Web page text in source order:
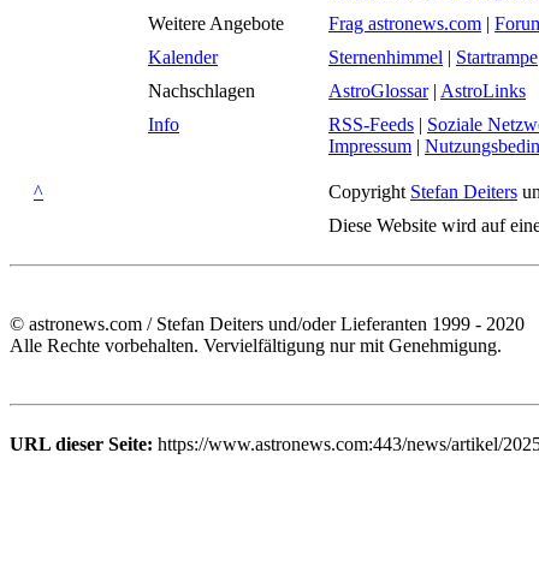
Weitere Angebote
Frag astronews.com |
Kalender
Sternenhimmel | Startrampe
Nachschlagen
AstroGlossar| AstroLinks
Info
RSS-Feeds | Soziale
Impressum |
^ Copyright Stefan Deiters
Diese Website wird auf
© astronews.com / Stefan Deiters und/oder Lieferanten 1999 - 2020
Alle Rechte vorbehalten. Vervielfältigung nur mit Genehmigung.
URL dieser Seite: https://www.astronews.com:443/news/artikel/